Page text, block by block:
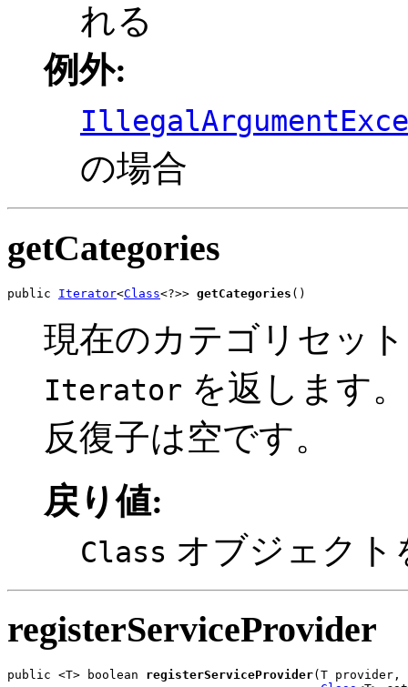
れる
例外:
の場合
getCategories
public Iterator<Class<?>> getCategories ()
現在のカテゴリセッ
Iterator を返します
反復子は空です。
戻り値:
Class オブジェク
registerServiceProvider
public <T> boolean registerServiceProvider(T provider,